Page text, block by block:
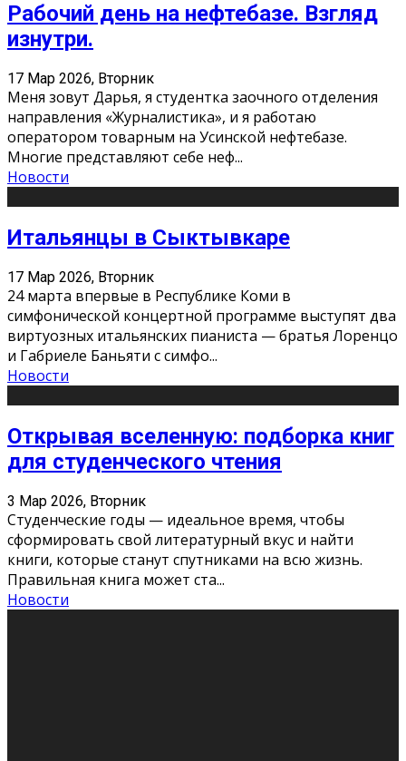
Рабочий день на нефтебазе. Взгляд
изнутри.
17 Мар 2026, Вторник
Меня зовут Дарья, я студентка заочного отделения
направления «Журналистика», и я работаю
оператором товарным на Усинской нефтебазе.
Многие представляют себе неф...
Новости
Итальянцы в Сыктывкаре
17 Мар 2026, Вторник
24 марта впервые в Республике Коми в
симфонической концертной программе выступят два
виртуозных итальянских пианиста — братья Лоренцо
и Габриеле Баньяти с симфо...
Новости
Открывая вселенную: подборка книг
для студенческого чтения
3 Мар 2026, Вторник
Студенческие годы — идеальное время, чтобы
сформировать свой литературный вкус и найти
книги, которые станут спутниками на всю жизнь.
Правильная книга может ста...
Новости